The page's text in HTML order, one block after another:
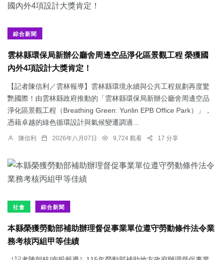
綜合新聞
雲林縣環保局新辦公廳舍周邊空品淨化區景觀工程 榮獲國
內外4項設計大獎肯定！
【記者陳信利／雲林報導】雲林縣環境永續與公共工程規劃再度驚
艷國際！由雲林縣政府推動的「雲林縣環保局新辦公廳舍周邊空品
淨化區景觀工程（Breathing Green: Yunlin EPB Office Park）」，
憑藉卓越的綠色循環設計與氣候變遷調適...
陳信利 2026年八月07日 9,724 觀看 17 分享
社會 綜合新聞
本縣榮獲勞動部補助辦理督促事業單位遵守勞動條件法令業
務考核丙組甲等佳績